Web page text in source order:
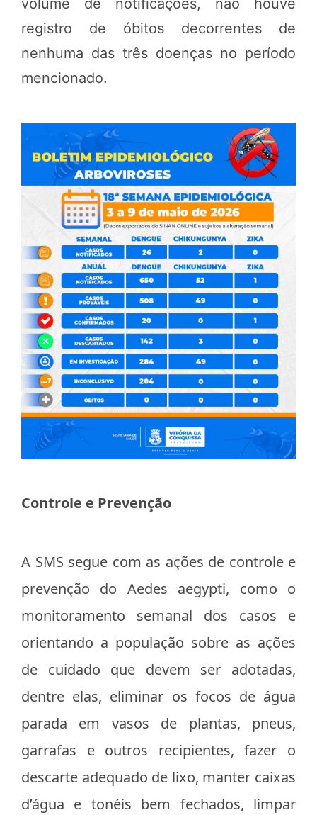
registro de óbitos decorrentes de
nenhuma das três doenças no período
mencionado.
Controle e Prevenção
A SMS segue com as ações de controle e
prevenção do Aedes aegypti, como o
monitoramento semanal dos casos e
orientando a população sobre as ações
de cuidado que devem ser adotadas,
dentre elas, eliminar os focos de água
parada em vasos de plantas, pneus,
garrafas e outros recipientes, fazer o
descarte adequado de lixo, manter caixas
d’água e tonéis bem fechados, limpar